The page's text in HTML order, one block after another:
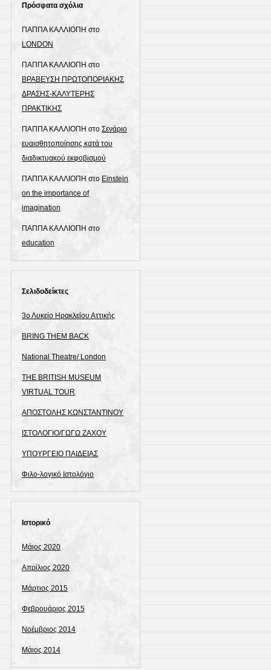
Πρόσφατα σχόλια
ΠΑΠΠΑ ΚΑΛΛΙΟΠΗ στο
LONDON
ΠΑΠΠΑ ΚΑΛΛΙΟΠΗ στο
ΒΡΑΒΕΥΣΗ ΠΡΩΤΟΠΟΡΙΑΚΗΣ
ΔΡΑΣΗΣ-ΚΑΛΥΤΕΡΗΣ
ΠΡΑΚΤΙΚΗΣ
ΠΑΠΠΑ ΚΑΛΛΙΟΠΗ στοΣενάριο
ευαισθητοποίησης κατά του
διαδικτυακού εκφοβισμού
ΠΑΠΠΑ ΚΑΛΛΙΟΠΗ στο Einstein
on the importance of
imagination
ΠΑΠΠΑ ΚΑΛΛΙΟΠΗ στο
education
Σελιδοδείκτες
3ο Λυκείο Ηρακλείου Αττικής
BRING THEM BACK
National Theatre/ London
THE BRITISH MUSEUM
VIRTUAL TOUR
ΑΠΟΣΤΟΛΗΣ ΚΩΝΣΤΑΝΤΙΝΟΥ
ΙΣΤΟΛΟΓΙΟ/ΓΩΓΩ ΖΑΧΟΥ
ΥΠΟΥΡΓΕΙΟ ΠΑΙΔΕΙΑΣ
Φιλο-λογικό Ιστολόγιο
Ιστορικό
Μάιος 2020
Απρίλιος 2020
Μάρτιος 2015
Φεβρουάριος 2015
Νοέμβριος 2014
Μάιος 2014